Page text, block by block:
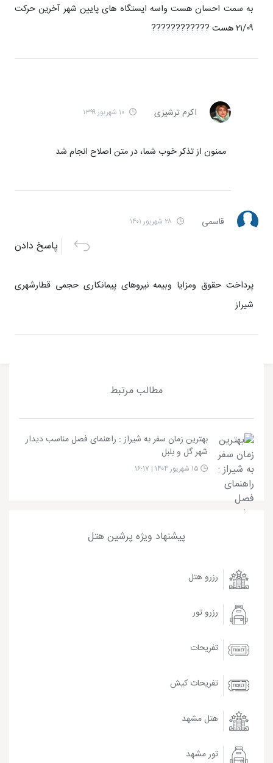
به سمت احسان هست واسه ایستگاه های پایین شهر آخرین حرکت
۲۱/۰۹ هست ????????????
اکرم ترشیزی ۱۰ شهریور ۱۳۹۹
ممنون از تذکر خوب شما، در متن اصلاح انجام شد
قاسمی ۲۸ شهریور ۱۴۰۱
پاسخ دادن
پرداخت حقوق ومزایا وبیمه نیروهای پیمانکاری حجمی قطارشهری
شیراز
مطالب مرتبط
بهترین زمان سفر به شیراز : راهنمای فصل مناسب دیدار
شهر گل و بلبل
پیشنهاد ویژه پرشین هتل
رزرو هتل
رزرو تور
تفریحات
تفریحات کیش
هتل مشهد
تور مشهد